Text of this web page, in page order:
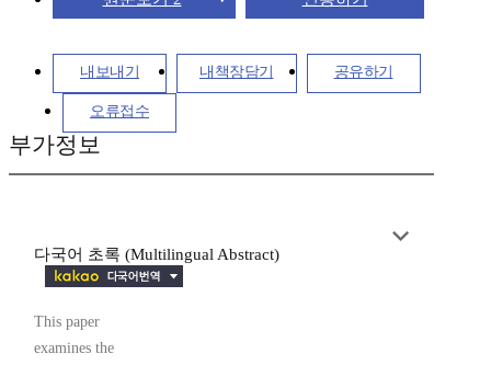
내보내기 내책장담기 공유하기
오류접수
부가정보
다국어 초록 (Multilingual Abstract)
This paper
examines the